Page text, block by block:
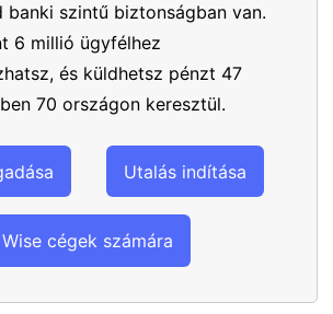
banki szintű biztonságban van.
6 millió ügyfélhez
és küldhetsz pénzt 47
70 országon keresztül.
Utalás indítása
Wise cégek számára